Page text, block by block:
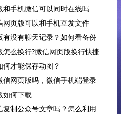
和手机微信可以同时在线吗
网页版可以和手机互发文件
有没有聊天记录？如何看备份
怎么换行?微信网页版换行快捷
何才能保存动图？
信网页版吗，微信手机端登录
如何下载
复制公众号文章吗？怎么利用